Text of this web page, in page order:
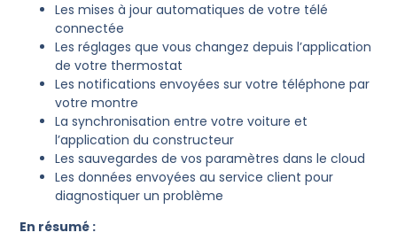
Les mises à jour automatiques de votre télé
connectée
Les réglages que vous changez depuis l’application
de votre thermostat
Les notifications envoyées sur votre téléphone par
votre montre
La synchronisation entre votre voiture et
l’application du constructeur
Les sauvegardes de vos paramètres dans le cloud
Les données envoyées au service client pour
diagnostiquer un problème
En résumé :